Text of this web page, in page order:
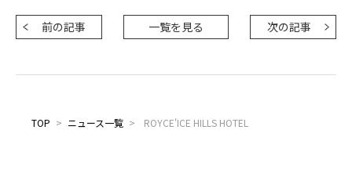
前の記事 一覧を見る 次の記事
TOP > ニュース一覧 > ROYCE'ICE HILLS HOTEL